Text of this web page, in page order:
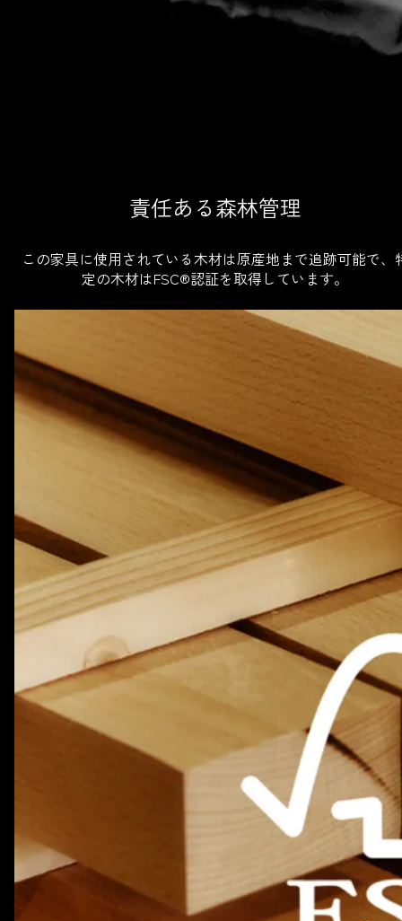
責任ある森林管理
この家具に使用されている木材は原産地まで追跡可能で、
定の木材はFSC®認証を取得しています。